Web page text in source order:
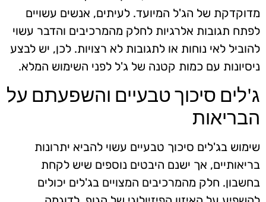
מדוקדקת של הג'ל המיועד. לעיתים, אנשים עשויים
לפתח תגובות אלרגיות לחלק מהמרכיבים והדבר עשוי
להוביל לאי נוחות או לתגובות לא רצויות. לכן, יש לבצע
ניסיונות עם כמות קטנה של ג'ל לפני השימוש המלא.
ג'לים סיכוך טבעיים והשפעתם על
הבריאות
שימוש בג'לים סיכוך טבעיים עשוי להביא יתרונות
בריאותיים, אך ישנם היבטים נוספים שיש לקחת
בחשבון. חלק מהמרכיבים המצויים בג'לים יכולים